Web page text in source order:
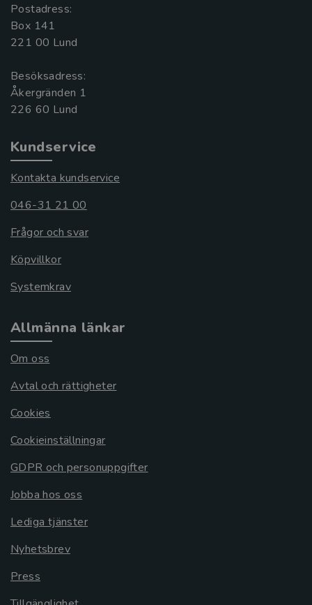
Postadress:
Box 141
221 00 Lund
Besöksadress:
Åkergränden 1
Kundservice
Kontakta kundservice
046-31 21 00
Frågor och svar
Köpvillkor
Systemkrav
Allmänna länkar
Om oss
Avtal och rättigheter
Cookies
Cookieinställningar
GDPR och personuppgifter
Jobba hos oss
Lediga tjänster
Nyhetsbrev
Press